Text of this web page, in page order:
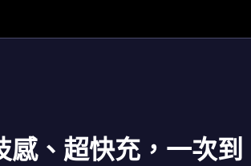
、超快充，一次到